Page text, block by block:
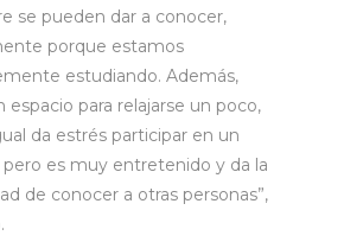
se pueden dar a conocer,
porque estamos
estudiando. Además,
espacio para relajarse un poco,
da estrés participar en un
pero es muy entretenido y da la
de conocer a otras personas”,